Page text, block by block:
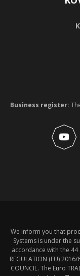
Business register:
We inform you that
Systems is under the
accordance with the
REGULATION (EU) 2016/
COUNCIL. The Euro